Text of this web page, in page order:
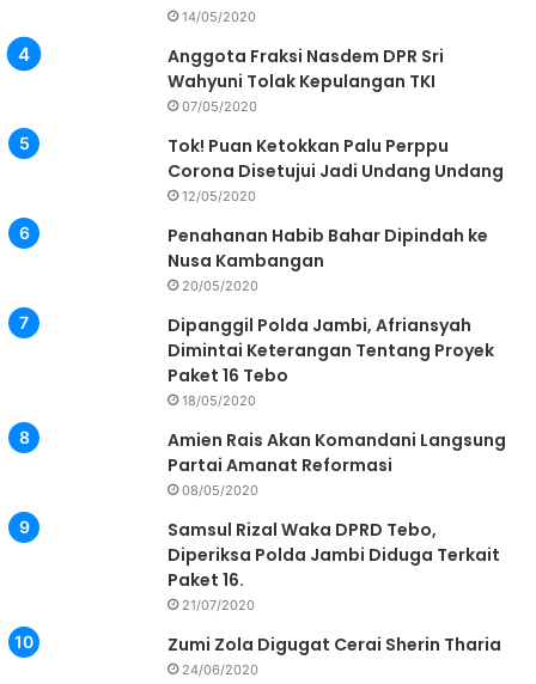
14/05/2020
Anggota Fraksi Nasdem DPR Sri
Wahyuni Tolak Kepulangan TKI
07/05/2020
Tok! Puan Ketokkan Palu Perppu
Corona Disetujui Jadi Undang Undang
12/05/2020
Penahanan Habib Bahar Dipindah ke
Nusa Kambangan
20/05/2020
Dipanggil Polda Jambi, Afriansyah
Dimintai Keterangan Tentang Proyek
Paket 16 Tebo
18/05/2020
Amien Rais Akan Komandani Langsung
Partai Amanat Reformasi
08/05/2020
Samsul Rizal Waka DPRD Tebo,
Diperiksa Polda Jambi Diduga Terkait
Paket 16.
21/07/2020
Zumi Zola Digugat Cerai Sherin Tharia
24/06/2020